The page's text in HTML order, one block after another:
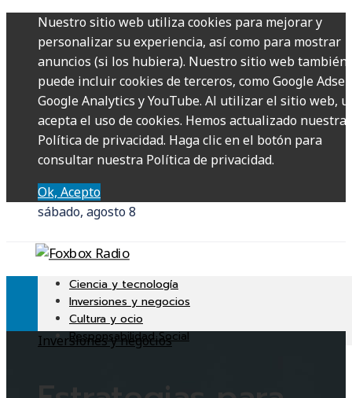
Nuestro sitio web utiliza cookies para mejorar y
personalizar su experiencia, así como para mostrar
anuncios (si los hubiera). Nuestro sitio web también
puede incluir cookies de terceros, como Google
Google Analytics y YouTube. Al utilizar el sitio web,
acepta el uso de cookies. Hemos actualizado nuestra
Política de privacidad. Haga clic en el botón para
consultar nuestra Política de privacidad.
Ok, Acepto
sábado, agosto 8
Ciencia y tecnología
Inversiones y negocios
Cultura y ocio
Responsabilidad Social
Inversiones y negocios